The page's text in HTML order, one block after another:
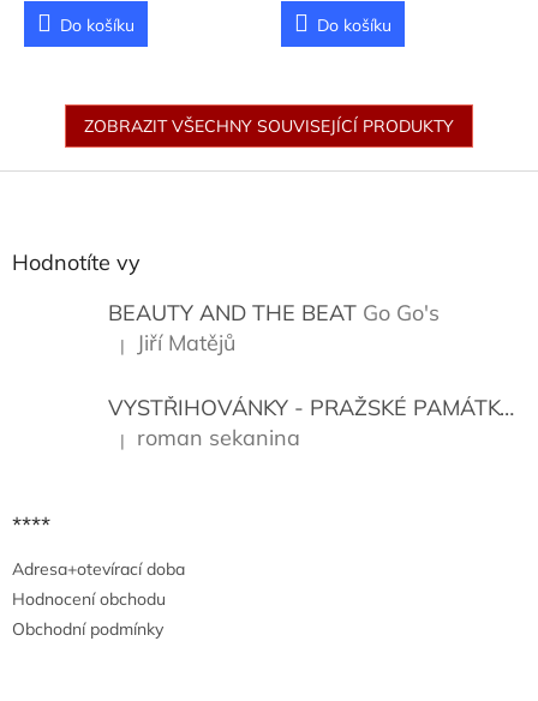
Do košíku Do košíku
ZOBRAZIT VŠECHNY SOUVISEJÍCÍ PRODUKTY
Hodnotíte vy
BEAUTY AND THE BEAT Go Go's
Hodnocení produktu je 5 z 5 hvězdiček.
| Jiří Matějů
VYSTŘIHOVÁNKY - PRAŽSKÉ PAMÁTKY
Hodnocení produktu je 5 z 5 hvězdiček.
| roman sekanina
****
Adresa+otevírací doba
Hodnocení obchodu
Obchodní podmínky